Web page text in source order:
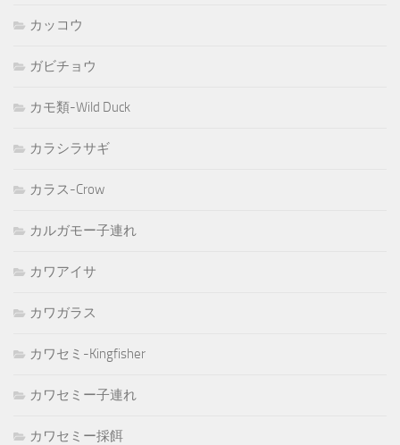
カッコウ
ガビチョウ
カモ類-Wild Duck
カラシラサギ
カラス-Crow
カルガモー子連れ
カワアイサ
カワガラス
カワセミ-Kingfisher
カワセミー子連れ
カワセミー採餌